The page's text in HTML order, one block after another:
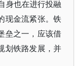
身也在进行投融
现金流紧张。铁
垒之一，应该借
划铁路发展，并